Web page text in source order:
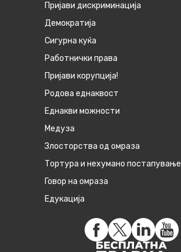
Пријави дискриминација
Демократија
Сигурна куќа
Работнички права
Пријави корупција!
Родова еднаквост
Eднакви можности
Медуза
Злосторства од омраза
Тортура и нехумано постапување
Говор на омраза
Едукација